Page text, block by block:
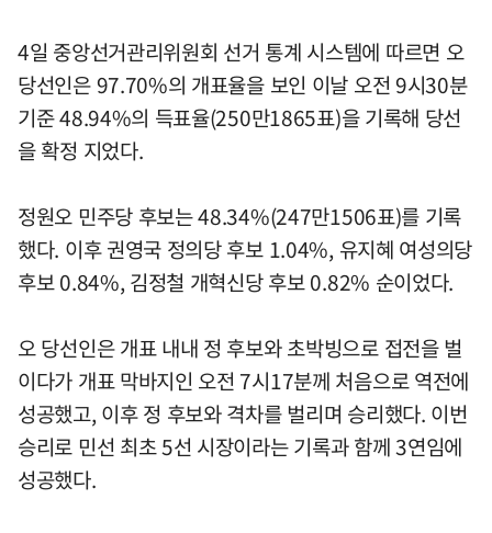
4일 중앙선거관리위원회 선거 통계 시스템에 따르면 오
당선인은 97.70%의 개표율을 보인 이날 오전 9시30분
기준 48.94%의 득표율(250만1865표)을 기록해 당선
을 확정 지었다.
정원오 민주당 후보는 48.34%(247만1506표)를 기록
했다. 이후 권영국 정의당 후보 1.04%, 유지혜 여성의당
후보 0.84%, 김정철 개혁신당 후보 0.82% 순이었다.
오 당선인은 개표 내내 정 후보와 초박빙으로 접전을 벌
이다가 개표 막바지인 오전 7시17분께 처음으로 역전에
성공했고, 이후 정 후보와 격차를 벌리며 승리했다. 이번
승리로 민선 최초 5선 시장이라는 기록과 함께 3연임에
성공했다.